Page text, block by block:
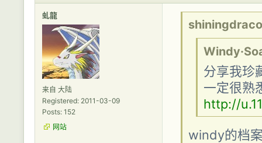
虬龍
来自 大陆
Registered: 2011-03-09
Posts: 152
网站
分享我珍
一定很熟
http://
windy的档